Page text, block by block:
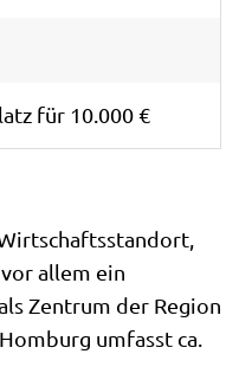
für 10.000 €
allem ein
Zentrum der Region
umfasst ca.